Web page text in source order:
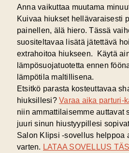
Anna vaikuttaa muutama
Kuivaa hiukset hellävaraisesti
painellen, älä hiero. Tässä
suositeltavaa lisätä jätettävä
extrahoitoa hiukseen. Käytä
lämpösuojatuotetta ennen
lämpötila maltillisena.
Etsitkö parasta kosteuttavaa
hiuksillesi?Varaa aika parturi-
niin ammattilaisemme auttavat
juuri sinun hiustyypillesi
Salon Klipsi -sovellus helppoa
varten. LATAA SOVELLUS